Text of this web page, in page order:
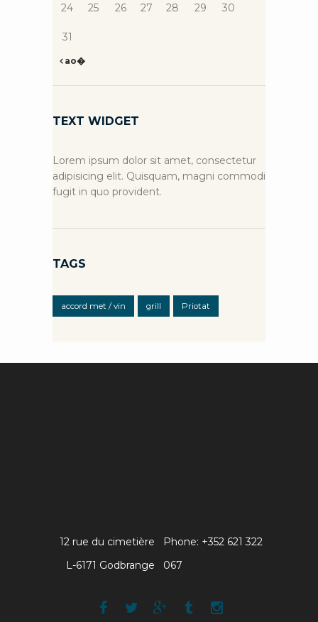
24 25 26 27 28 29 30
31
ao�
TEXT WIDGET
Lorem ipsum dolor sit amet, consectetur
adipisicing elit. Quisquam, magni commodi
fugit in quo provident.
TAGS
accord met / vin grill Priotat
Phone: +352 621 322
067
12 rue du cimetière
L-6171 Godbrange